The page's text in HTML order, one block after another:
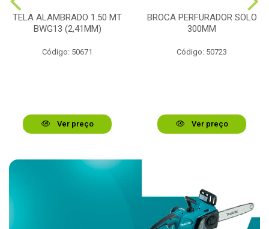
TELA ALAMBRADO 1.50 MT
BWG13 (2,41MM)
Código: 50671
Ver preço
BROCA PERFURADOR SOLO
300MM
Código: 50723
Ver preço